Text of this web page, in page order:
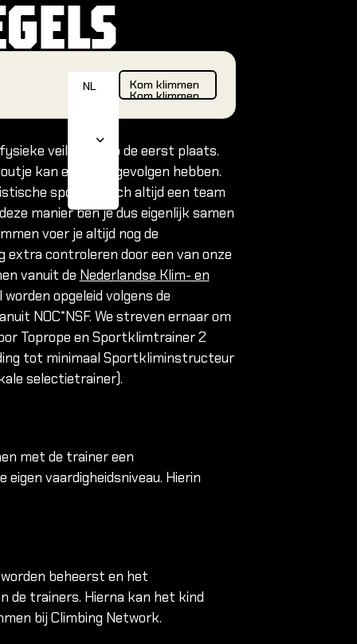
NL
EN
Kom klimmen
Kom klimmen
Kom klimmen
boulderen in één van
Boek je eerste les
Boek je eerste les
je eerste les
veiligheid op de eerst plaats.
kan ernstige gevolgen hebben.
sport is, toch altijd een team
manier ben je dus eigenlijk samen
voer je altijd nog de
extra controleren door een van onze
vanuit de Nederlandse Klim- en
opgeleid volgens de
NOC*NSF. We streven ernaar om
Toprope en Sportklimtrainer 2
tot minimaal Sportkliminstructeur
selectietrainer).
met de trainer een
vaardigheidsniveau. Hierin
beheerst en het
de trainers. Hierna kan het kind
bij Climbing Network.